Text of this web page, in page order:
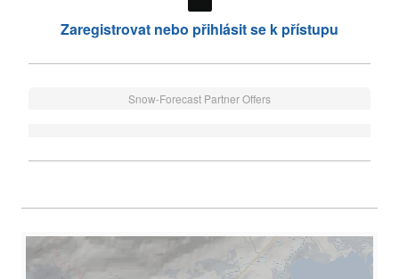
Zaregistrovat nebo přihlásit se k přístupu
Snow-Forecast Partner Offers